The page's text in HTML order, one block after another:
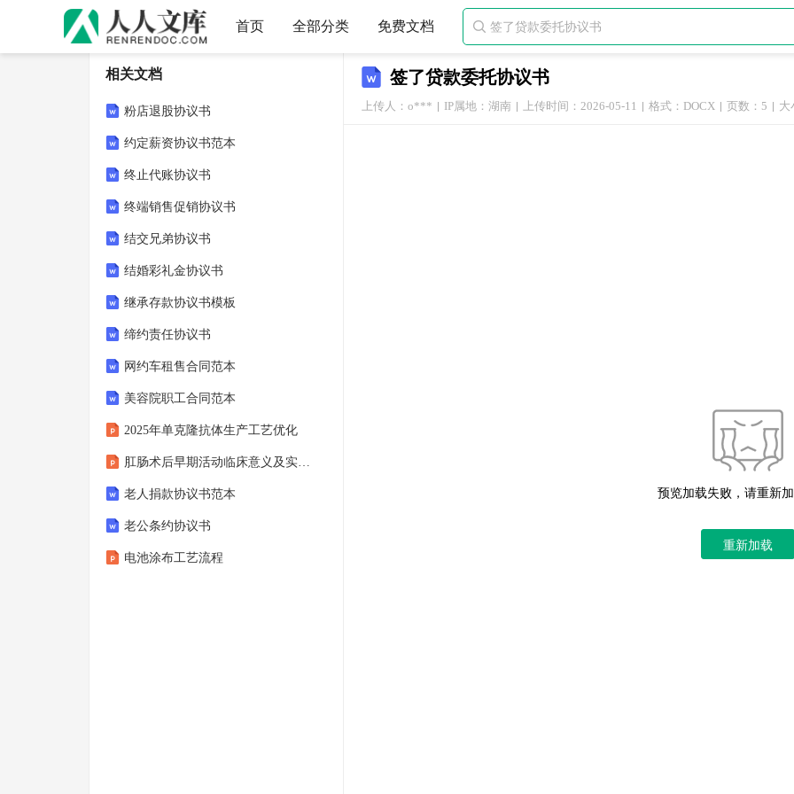
首页 全部分类 免费文档 
签了贷款委托协议书
上传人：o*** IP属地：湖南 上传时间：2026-05-11 格式：DOCX 页数：5 大
预览加载失败，请重新
重新加载
相关文档
粉店退股协议书
约定薪资协议书范本
终止代账协议书
终端销售促销协议书
结交兄弟协议书
结婚彩礼金协议书
继承存款协议书模板
缔约责任协议书
网约车租售合同范本
美容院职工合同范本
2025年单克隆抗体生产工艺优化
肛肠术后早期活动临床意义及实施规范
老人捐款协议书范本
老公条约协议书
电池涂布工艺流程